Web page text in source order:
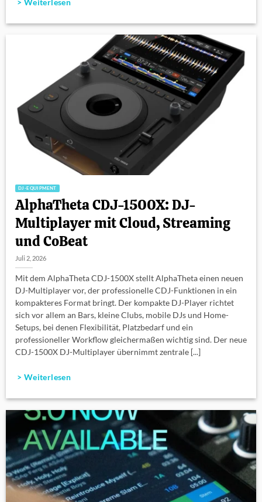
> Weiterlesen
DJ-EQUIPMENT
AlphaTheta CDJ-1500X: DJ-
Multiplayer mit Cloud, Streaming
und CoBeat
Juli 2, 2026
Mit dem AlphaTheta CDJ-1500X stellt AlphaTheta einen neuen
DJ-Multiplayer vor, der professionelle CDJ-Funktionen in ein
kompakteres Format bringt. Der kompakte DJ-Player richtet
sich vor allem an Bars, kleine Clubs, mobile DJs und Home-
Setups, bei denen Flexibilität, Platzbedarf und ein
professioneller Workflow gleichermaßen wichtig sind. Der neue
CDJ-1500X DJ-Multiplayer übernimmt zentrale [...]
> Weiterlesen